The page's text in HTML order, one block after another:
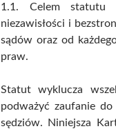
1.1. Celem statutu
niezawisłości i
sądów oraz od
praw.
Statut wyklucza
podważyć zaufanie
sędziów. Niniejsza